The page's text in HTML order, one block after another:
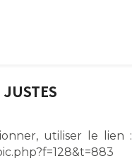
utiliser le lien :